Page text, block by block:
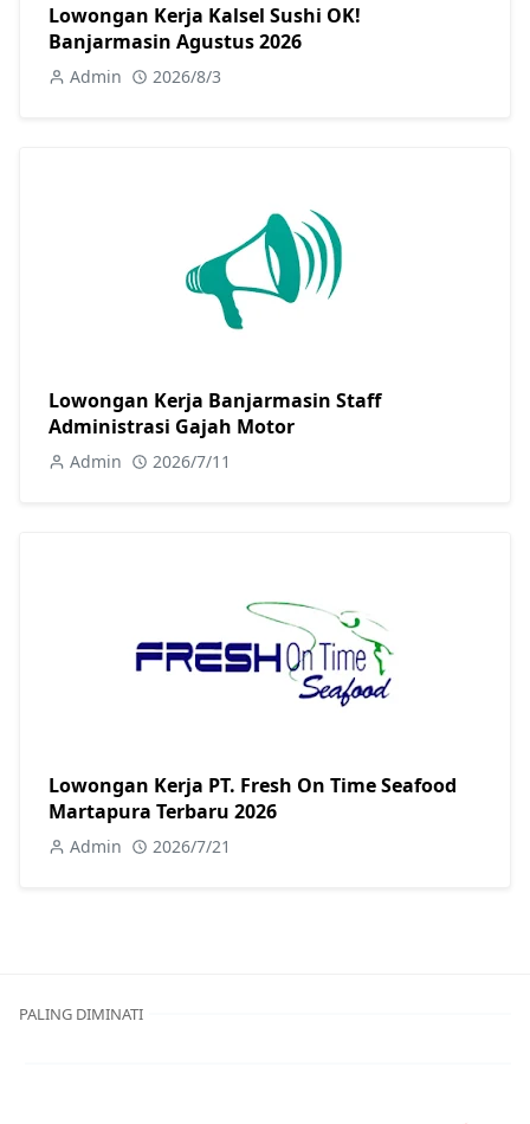
Lowongan Kerja Kalsel Sushi OK!
Banjarmasin Agustus 2026
Admin 2026/8/3
Lowongan Kerja Banjarmasin Staff
Administrasi Gajah Motor
Admin 2026/7/11
Lowongan Kerja PT. Fresh On Time Seafood
Martapura Terbaru 2026
Admin 2026/7/21
PALING DIMINATI